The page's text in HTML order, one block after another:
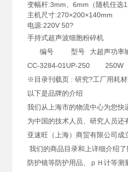
变幅杆:3mm、6mm（随机任选1
主机尺寸:270×200×140mm
电源:220V 50?
手持式超声波细胞粉碎机
编号
型号 大超声功率
CC-3284-01 UP-250 250W
※目录刊载页 : 研究?工厂用耗
以下是品牌的介绍
我们从上海市的物流中心为您快
为中国的技术人员、研究人员
亚速旺（上海）商贸有限公司
我们的商品目录和上详细介绍
防护镜等防护用品、ｐＨ计等